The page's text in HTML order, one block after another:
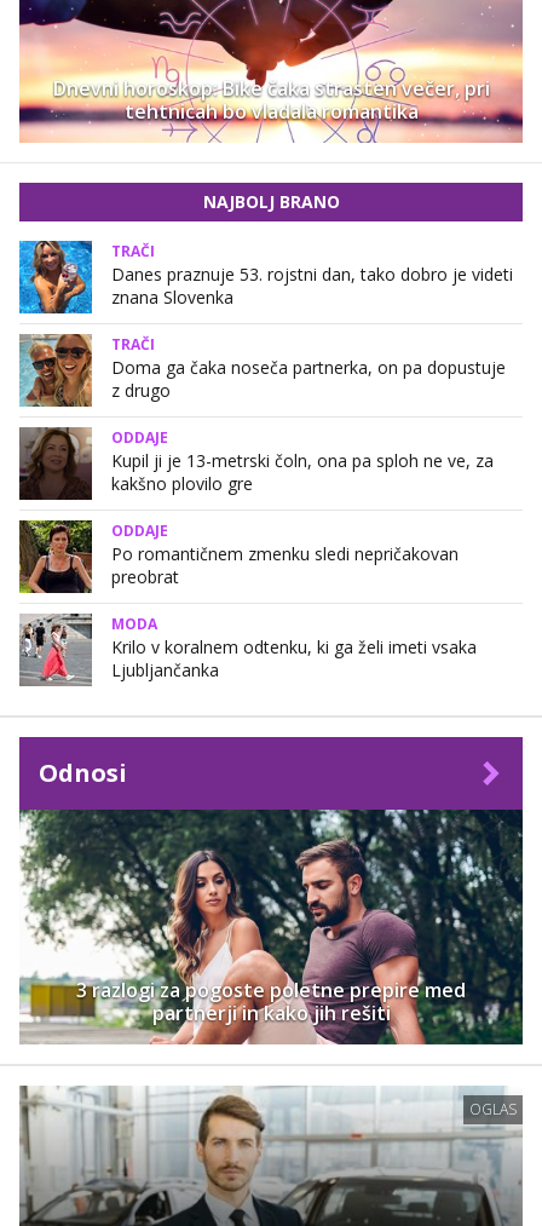
Dnevni horoskop: Bike čaka strasten večer, pri
tehtnicah bo vladala romantika
NAJBOLJ BRANO
TRAČI
Danes praznuje 53. rojstni dan, tako dobro je videti
znana Slovenka
TRAČI
Doma ga čaka noseča partnerka, on pa dopustuje
z drugo
ODDAJE
Kupil ji je 13-metrski čoln, ona pa sploh ne ve, za
kakšno plovilo gre
ODDAJE
Po romantičnem zmenku sledi nepričakovan
preobrat
MODA
Krilo v koralnem odtenku, ki ga želi imeti vsaka
Ljubljančanka
Odnosi
3 razlogi za pogoste poletne prepire med
partnerji in kako jih rešiti
OGLAS